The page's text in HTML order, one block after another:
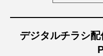
デジタルチラシ